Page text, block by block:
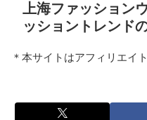
上海ファッション
ッショントレンド
＊本サイトはアフィリエイ